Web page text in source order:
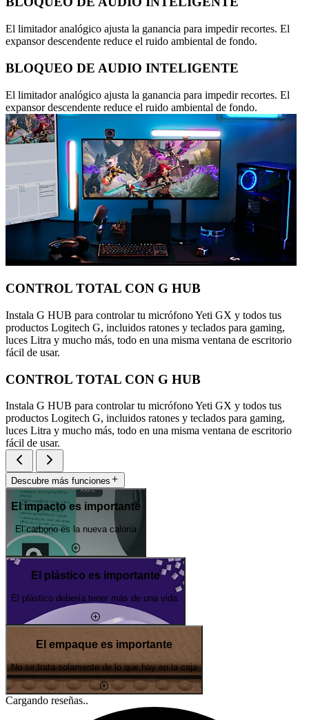
El limitador analógico ajusta la ganancia para impedir recortes. El
expansor descendente reduce el ruido ambiental de fondo.
BLOQUEO DE AUDIO INTELIGENTE
El limitador analógico ajusta la ganancia para impedir recortes. El
expansor descendente reduce el ruido ambiental de fondo.
CONTROL TOTAL CON G HUB
Instala G HUB para controlar tu micrófono Yeti GX y todos tus
productos Logitech G, incluidos ratones y teclados para gaming,
luces Litra y mucho más, todo en una misma ventana de escritorio
fácil de usar.
CONTROL TOTAL CON G HUB
Instala G HUB para controlar tu micrófono Yeti GX y todos tus
productos Logitech G, incluidos ratones y teclados para gaming,
luces Litra y mucho más, todo en una misma ventana de escritorio
fácil de usar.
Descubre más funciones
El impacto es importante
El carbono es la nueva caloría
El plástico es importante
El plástico debería tener más de una vida.
El empaque es importante
No se trata solamente de lo que hay en la caja
Cargando reseñas..